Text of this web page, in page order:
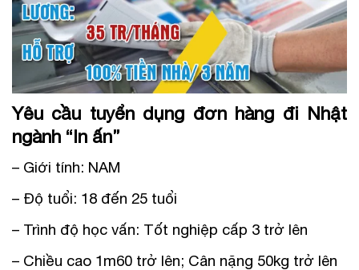
Yêu cầu tuyển dụng đơn hàng đi Nhật
ngành “In ấn”
– Giới tính: NAM
– Độ tuổi: 18 đến 25 tuổi
– Trình độ học vấn: Tốt nghiệp cấp 3 trở lên
– Chiều cao 1m60 trở lên; Cân nặng 50kg trở lên